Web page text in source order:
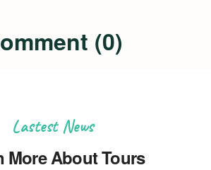
(0)
Lastest News
More About Tours